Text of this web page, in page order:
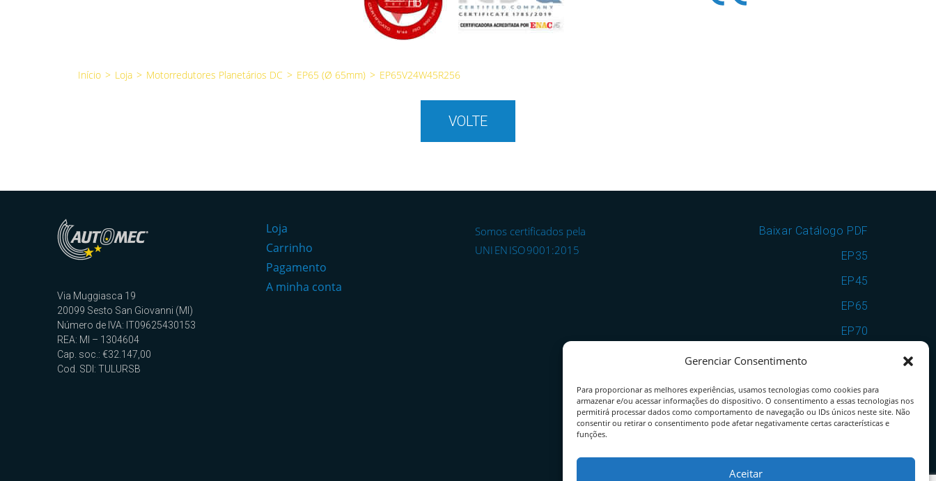
Gerenciar Consentimento
Para proporcionar as melhores experiências, usamos tecnologias como cookies para
armazenar e/ou acessar informações do dispositivo. O consentimento a essas tecnologias nos
permitirá processar dados como comportamento de navegação ou IDs únicos neste site. Não
consentir ou retirar o consentimento pode afetar negativamente certas características e
funções.
Aceitar
Início > Loja > Motorredutores Planetários DC > EP65 (Ø 65mm) > EP65V24W45R256
VOLTE
Via Muggiasca 19
20099 Sesto San Giovanni (MI)
Número de IVA: IT09625430153
REA: MI – 1304604
Cap. soc.: €32.147,00
Cod. SDI: TULURSB
Loja
Carrinho
Pagamento
A minha conta
Somos certificados pela
UNI EN ISO 9001:2015
Baixar Catálogo PDF
EP35
EP45
EP65
EP70
VSF35
VSF35EP70